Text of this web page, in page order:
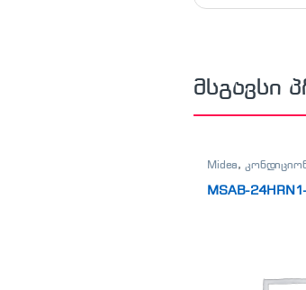
მსგავსი
Midea,
MSAB-